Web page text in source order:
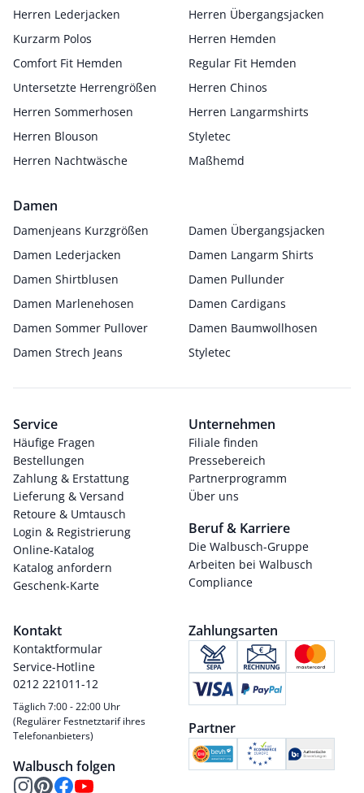
Herren Lederjacken
Herren Übergangsjacken
Kurzarm Polos
Herren Hemden
Comfort Fit Hemden
Regular Fit Hemden
Untersetzte Herrengrößen
Herren Chinos
Herren Sommerhosen
Herren Langarmshirts
Herren Blouson
Styletec
Herren Nachtwäsche
Maßhemd
Damen
Damenjeans Kurzgrößen
Damen Übergangsjacken
Damen Lederjacken
Damen Langarm Shirts
Damen Shirtblusen
Damen Pullunder
Damen Marlenehosen
Damen Cardigans
Damen Sommer Pullover
Damen Baumwollhosen
Damen Strech Jeans
Styletec
Service
Häufige Fragen
Bestellungen
Zahlung & Erstattung
Lieferung & Versand
Retoure & Umtausch
Login & Registrierung
Online-Katalog
Katalog anfordern
Geschenk-Karte
Unternehmen
Filiale finden
Pressebereich
Partnerprogramm
Über uns
Beruf & Karriere
Die Walbusch-Gruppe
Arbeiten bei Walbusch
Compliance
Kontakt
Kontaktformular
Service-Hotline
0212 221011-12
Täglich 7:00 - 22:00 Uhr
(Regulärer Festnetztarif ihres
Telefonanbieters)
Walbusch folgen
Zahlungsarten
Partner